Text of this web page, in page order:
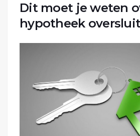
Dit moet je weten
hypotheek